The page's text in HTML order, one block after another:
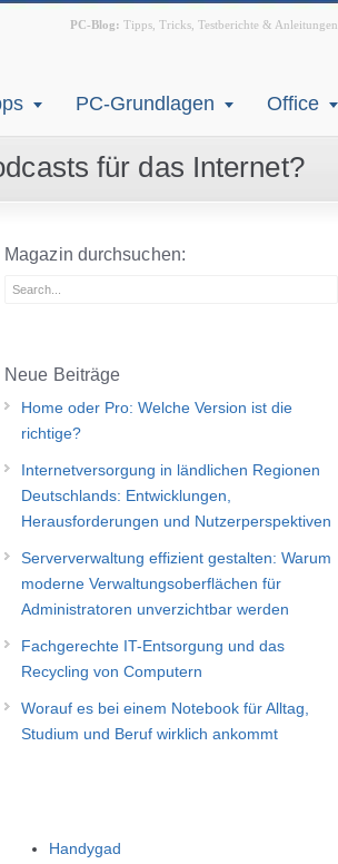
PC-Blog: Tipps, Tricks, Testberichte & Anleitungen
PC-Grundlagen Office
für das Internet?
Magazin durchsuchen:
Neue Beiträge
Home oder Pro: Welche Version ist die
richtige?
Internetversorgung in ländlichen Regionen
Deutschlands: Entwicklungen,
Herausforderungen und Nutzerperspektiven
Serververwaltung effizient gestalten: Warum
moderne Verwaltungsoberflächen für
Administratoren unverzichtbar werden
Fachgerechte IT-Entsorgung und das
Recycling von Computern
Worauf es bei einem Notebook für Alltag,
Studium und Beruf wirklich ankommt
Handygad